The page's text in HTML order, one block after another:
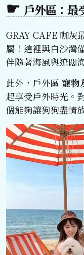
戶外區：最
GRAY CAFE 咖灰
屬！這裡與白沙灣
伴隨著海風與遼闊
此外，戶外區 寵物
起享受戶外時光。
個能夠讓狗狗盡情